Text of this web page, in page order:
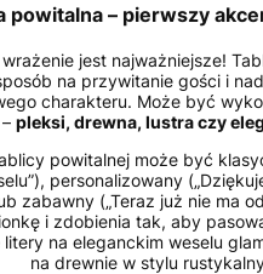
powitalna – pierwszy
jest najważniejsze!
na przywitanie gości i
charakteru. Może być
pleksi, drewna, lustra czy
powitalnej może być
personalizowany
zabawny („Teraz już nie ma
i zdobienia tak, aby
litery na eleganckim weselu
na drewnie w stylu